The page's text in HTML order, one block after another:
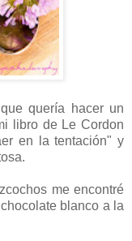
quería hacer un
libro de Le Cordon
en la tentación" y
me encontré
blanco a la